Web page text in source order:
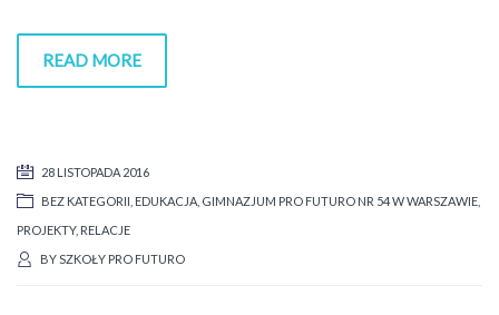
READ MORE
28 LISTOPADA 2016
BEZ KATEGORII EDUKACJA GIMNAZJUM PRO FUTURO NR 54 W WARSZAWIE
PROJEKTY, RELACJE
BYSZKOŁY PRO FUTURO